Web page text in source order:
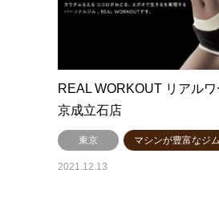
REAL WORKOUT リアルワ
京成立石店
東京 マシンが豊富なジム
2021.12.13